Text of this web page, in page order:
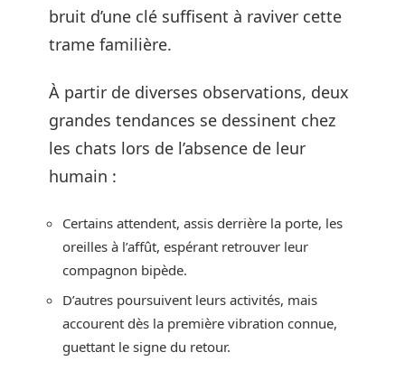
bruit d’une clé suffisent à raviver cette
trame familière.
À partir de diverses observations, deux
grandes tendances se dessinent chez
les chats lors de l’absence de leur
humain :
Certains attendent, assis derrière la porte, les
oreilles à l’affût, espérant retrouver leur
compagnon bipède.
D’autres poursuivent leurs activités, mais
accourent dès la première vibration connue,
guettant le signe du retour.